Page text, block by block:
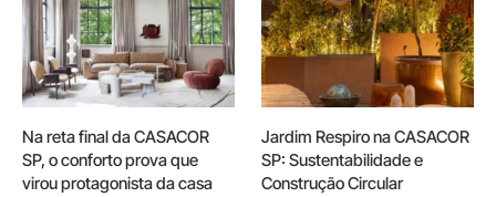
Na reta final da CASACOR
SP, o conforto prova que
virou protagonista da casa
Jardim Respiro na CASACOR
SP: Sustentabilidade e
Construção Circular